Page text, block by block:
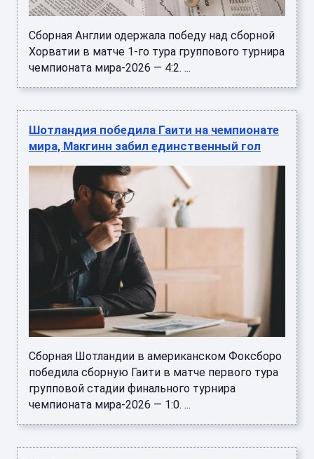
Сборная Англии одержала победу над сборной
Хорватии в матче 1-го тура группового турнира
чемпионата мира-2026 — 4:2. ...
Шотландия победила Гаити на чемпионате
мира, Макгинн забил единственный гол
Сборная Шотландии в американском Фоксборо
победила сборную Гаити в матче первого тура
групповой стадии финального турнира
чемпионата мира-2026 — 1:0. ...